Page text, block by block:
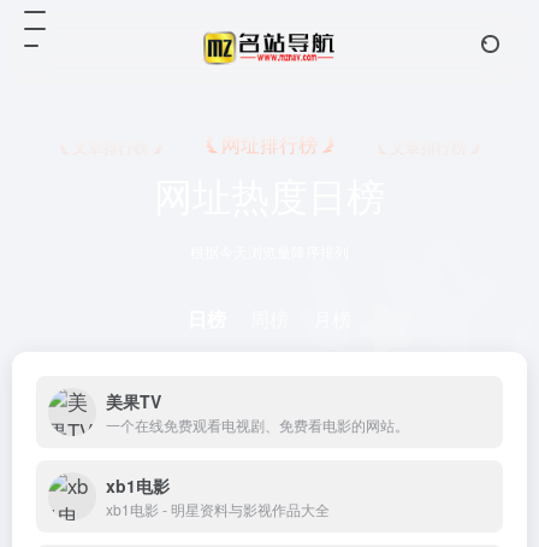
网址排行榜
美果TV
一个在线免费观看电视剧、免费看电影的网站。
xb1电影
xb1电影 - 明星资料与影视作品大全